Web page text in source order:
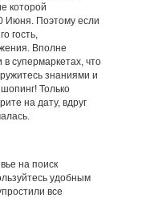
которой
Июня. Поэтому если
гость,
Вполне
супермаркетах, что
знаниями и
Только
на дату, вдруг
на поиск
удобным
все